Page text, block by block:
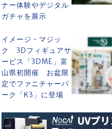
ナー体験やデジタル
ガチャを展示
イメージ・マジッ
ク 3Dフィギュアサ
ービス「3DME」富
山県初開催 お盆限
定でファニチャーパ
ーク「K3」に登場